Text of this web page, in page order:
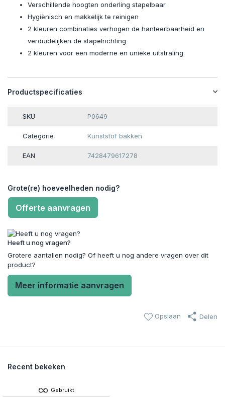
Verschillende hoogten onderling stapelbaar
Hygiënisch en makkelijk te reinigen
2 kleuren combinaties verhogen de hanteerbaarheid en
verduidelijken de stapelrichting
2 kleuren voor een moderne en unieke uitstraling.
Productspecificaties
SKU P0649
Categorie Kunststof bakken
EAN 7428479617278
Grote(re) hoeveelheden nodig?
Offerte aanvragen
Heeft u nog vragen?
Grotere aantallen nodig? Of heeft u nog andere vragen over dit
product?
Meer informatie aanvragen
Opslaan Delen
Recent bekeken
Gebruikt